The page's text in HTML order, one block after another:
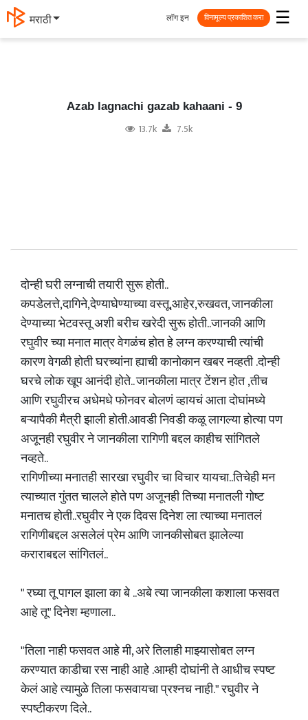
मराठी ☰
लॉग इन विनामूल्य प्रकाशित करा
Azab lagnachi gazab kahaani - 9
13.7k 7.5k
दोन्ही घरी लग्नाची तयारी सुरू होती..
कपडेलत्ते,दागिने,देण्याघेण्याच्या वस्तू,आहेर,रुखवत, जानकीला
देण्याच्या भेटवस्तू अशी बरीच खरेदी सुरू होती..जानकी आणि
रघुवीर च्या मनात मात्र वेगळंच होत हे लग्न करण्याची त्यांची
कारण वेगळी होती घरच्यांना ह्याची कानोकान खबर नव्हती .दोन्ही
घरचे लोक खूप आनंदी होते.. जानकीला मात्र टेंशन होत ,तीच
आणि रघुवीरच अधेमधे फोनवर बोलणं व्हायचं आता दोघांमध्ये
बऱ्यापैकी मैत्री झाली होती.आवडी निवडी कळू लागल्या होत्या पण
अजूनही रघुवीर ने जानकीला रागिणी बद्दल काहीच सांगितले
नव्हते..
रागिणीच्या मनातही सारखा रघुवीर चा विचार यायचा..तिचेही मन
त्याच्यात गुंतत चालले होते पण अजूनही तिच्या मनातली गोष्ट
मनातच होती..रघुवीर ने एक दिवस दिनेश ला त्याच्या मनातलं
रागिणीबद्दल असलेलं प्रेम आणि जानकीसोबत झालेल्या
कराराबद्दल सांगितलं..
" रघ्या तू पागल झाला का बे ..अबे त्या जानकीला कशाला फसवत
आहे तू" दिनेश म्हणाला..
"तिला नाही फसवत आहे मी, अरे तिलाही माझ्यासोबत लग्न
करण्यात काडीचा रस नाही आहे .आम्ही दोघांनी ते आधीच स्पष्ट
केलं आहे त्यामुळे तिला फसवायचा प्रश्नच नाही." रघुवीर ने
स्पष्टीकरण दिले..